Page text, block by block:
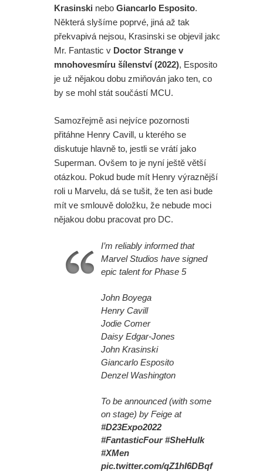
Krasinski nebo Giancarlo Esposito.
Některá slyšíme poprvé, jiná až tak
překvapivá nejsou, Krasinski se objevil jako
Mr. Fantastic v Doctor Strange v
mnohovesmíru šílenství (2022), Esposito
je už nějakou dobu zmiňován jako ten, co
by se mohl stát součástí MCU.
Samozřejmě asi nejvíce pozornosti
přitáhne Henry Cavill, u kterého se
diskutuje hlavně to, jestli se vrátí jako
Superman. Ovšem to je nyní ještě větší
otázkou. Pokud bude mít Henry výraznější
roli u Marvelu, dá se tušit, že ten asi bude
mít ve smlouvě doložku, že nebude moci
nějakou dobu pracovat pro DC.
I’m reliably informed that
Marvel Studios have signed
epic talent for Phase 5
John Boyega
Henry Cavill
Jodie Comer
Daisy Edgar-Jones
John Krasinski
Giancarlo Esposito
Denzel Washington
To be announced (with some
on stage) by Feige at
#D23Expo2022
#FantasticFour #SheHulk
#XMen
pic.twitter.com/qZ1hI6DBqf